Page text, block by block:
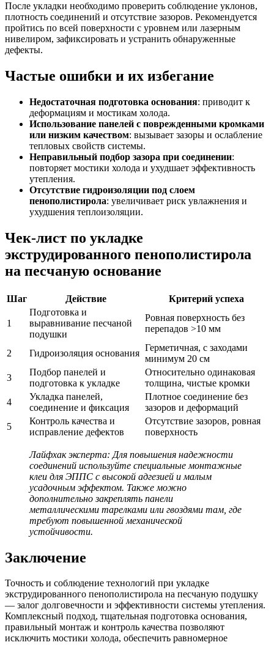
После укладки необходимо проверить соблюдение уклонов,
плотность соединений и отсутствие зазоров. Рекомендуется
пройтись по всей поверхности с уровнем или лазерным
нивелиром, зафиксировать и устранить обнаруженные
дефекты.
Частые ошибки и их избегание
Недостаточная подготовка основания: приводит к
деформациям и мостикам холода.
Использование панелей с поврежденными кромками
или низким качеством: вызывает зазоры и ослабление
тепловых свойств системы.
Неправильный подбор зазора при соединении:
повторяет мостики холода и ухудшает эффективность
утепления.
Отсутствие гидроизоляции под слоем
пенополистирола: увеличивает риск увлажнения и
ухудшения теплоизоляции.
Чек-лист по укладке
экструдированного пенополистирола
на песчаную основание
Шаг Действие Критерий успеха
1
Подготовка и
выравнивание песчаной
подушки
Ровная поверхность без
перепадов >10 мм
2 Гидроизоляция основания
Герметичная, с заходами
минимум 20 см
3
Подбор панелей и
подготовка к укладке
Относительно одинаковая
толщина, чистые кромки
4
Укладка панелей,
соединение и фиксация
Плотное соединение без
зазоров и деформаций
5
Контроль качества и
исправление дефектов
Отсутствие зазоров, ровная
поверхность
Лайфхак эксперта: Для повышения надежности
соединений используйте специальные монтажные
клеи для ЭППС с высокой адгезией и малым
усадочным эффектом. Также можно
дополнительно закреплять панели
металлическими тарелками или гвоздями там, где
требуют повышенной механической
устойчивости.
Заключение
Точность и соблюдение технологий при укладке
экструдированного пенополистирола на песчаную подушку
— залог долговечности и эффективности системы утепления.
Комплексный подход, тщательная подготовка основания,
правильный монтаж и контроль качества позволяют
исключить мостики холода, обеспечить равномерное